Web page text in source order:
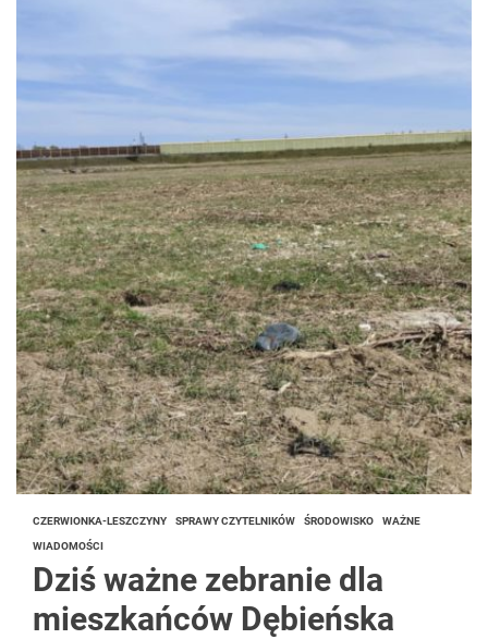
CZERWIONKA-LESZCZYNY SPRAWY CZYTELNIKÓW ŚRODOWISKO WAŻNE
WIADOMOŚCI
Dziś ważne zebranie dla
mieszkańców Dębieńska